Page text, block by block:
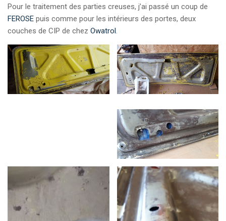
Pour le traitement des parties creuses, j’ai passé un coup de
FEROSE puis comme pour les intérieurs des portes, deux
couches de CIP de chez Owatrol.